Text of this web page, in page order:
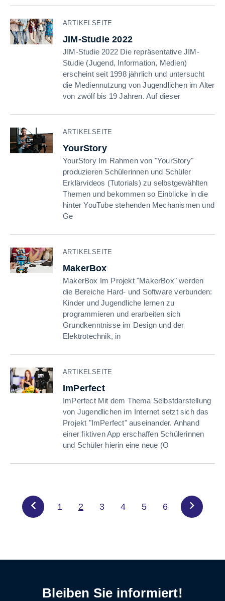
ARTIKELSEITE
JIM-Studie 2022
JIM-Studie 2022 Die repräsentative JIM-
Studie (Jugend, Information, Medien)
erscheint seit 1998 jährlich und untersucht
die Mediennutzung von Jugendlichen im Alter
von zwölf bis 19 Jahren. Auf dieser
ARTIKELSEITE
YourStory
YourStory Im Rahmen von "YourStory"
produzieren Schülerinnen und Schüler
Erklärvideos (Tutorials) zu selbstgewählten
Themen und bekommen so Einblicke in die
hinter YouTube stehenden Mechanismen und
Ge
ARTIKELSEITE
MakerBox
MakerBox Im Projekt "MakerBox" werden
die Bereiche Hard- und Software verbunden:
Kinder und Jugendliche lernen zu
programmieren und erarbeiten sich
Grundkenntnisse im Design und der
Elektrotechnik, in
ARTIKELSEITE
ImPerfect
ImPerfect Mit dem Thema Selbstdarstellung
von Jugendlichen im Internet setzt sich das
Projekt "ImPerfect" auseinander. Anhand
einer fiktiven App erschaffen Schülerinnen
und Schüler hierin eine neue (O
1 2 3 4 5 6
Bleiben Sie informiert!